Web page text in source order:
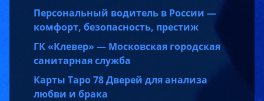
Персональный водитель в России —
комфорт, безопасность, престиж
ГК «Клевер» — Московская городская
санитарная служба
Карты Таро 78 Дверей для анализа
любви и брака